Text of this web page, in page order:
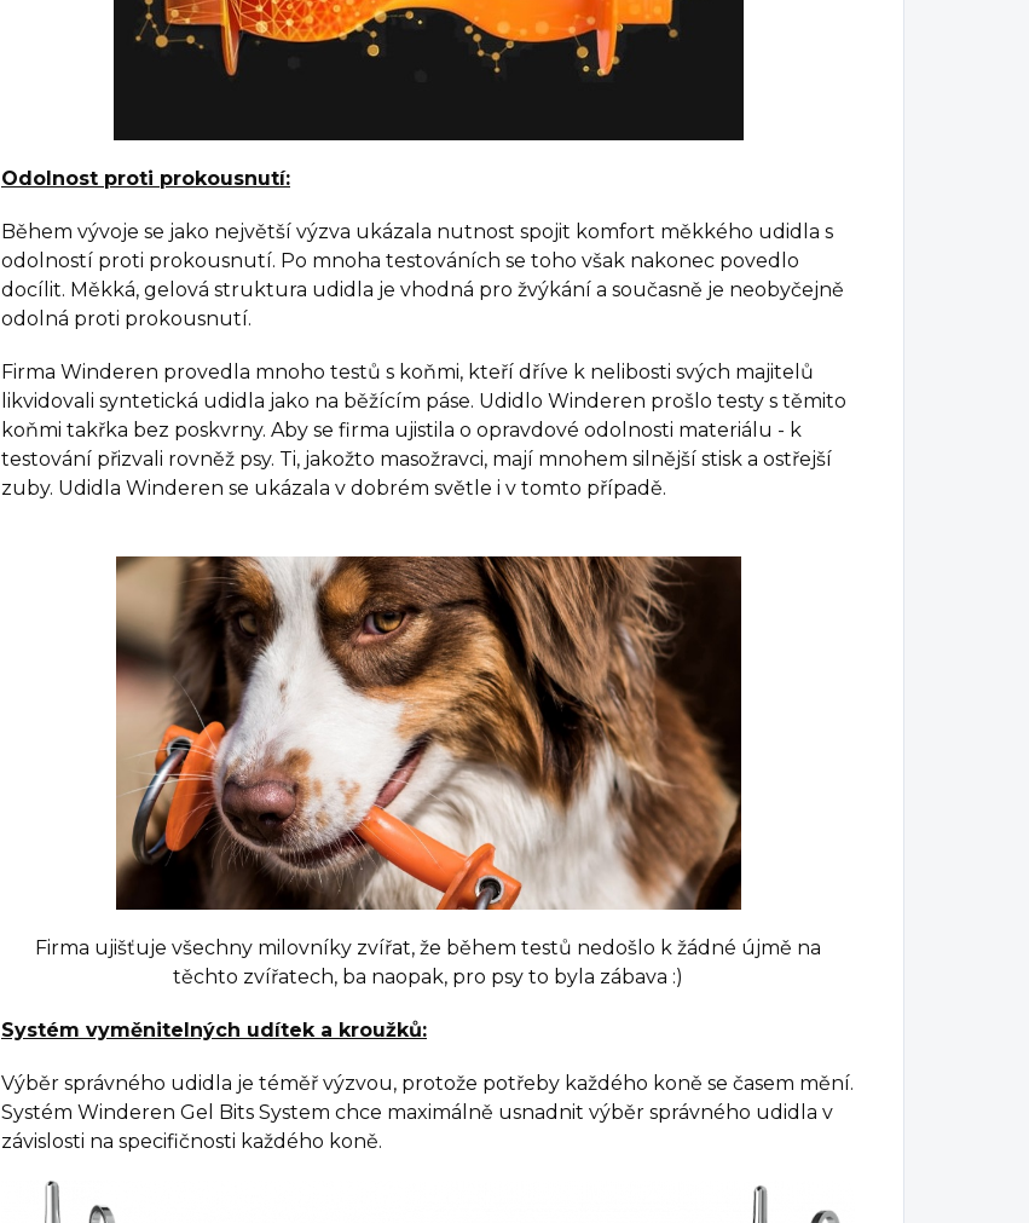
Odolnost proti prokousnutí:
Během vývoje se jako největší výzva ukázala nutnost spojit komfort měkkého udidla s
odolností proti prokousnutí. Po mnoha testováních se toho však nakonec povedlo
docílit. Měkká, gelová struktura udidla je vhodná pro žvýkání a současně je neobyčejně
odolná proti prokousnutí.
Firma Winderen provedla mnoho testů s koňmi, kteří dříve k nelibosti svých majitelů
likvidovali syntetická udidla jako na běžícím páse. Udidlo Winderen prošlo testy s těmito
koňmi takřka bez poskvrny. Aby se firma ujistila o opravdové odolnosti materiálu - k
testování přizvali rovněž psy. Ti, jakožto masožravci, mají mnohem silnější stisk a ostřejší
zuby. Udidla Winderen se ukázala v dobrém světle i v tomto případě.
Firma ujišťuje všechny milovníky zvířat, že během testů nedošlo k žádné újmě na
těchto zvířatech, ba naopak, pro psy to byla zábava :)
Systém vyměnitelných udítek a kroužků:
Výběr správného udidla je téměř výzvou, protože potřeby každého koně se časem mění.
Systém Winderen Gel Bits System chce maximálně usnadnit výběr správného udidla v
závislosti na specifičnosti každého koně.